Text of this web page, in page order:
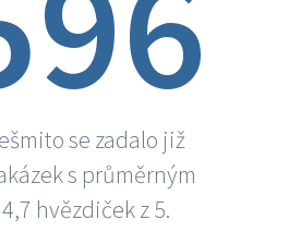
se zadalo již
s průměrným
hvězdiček z 5.